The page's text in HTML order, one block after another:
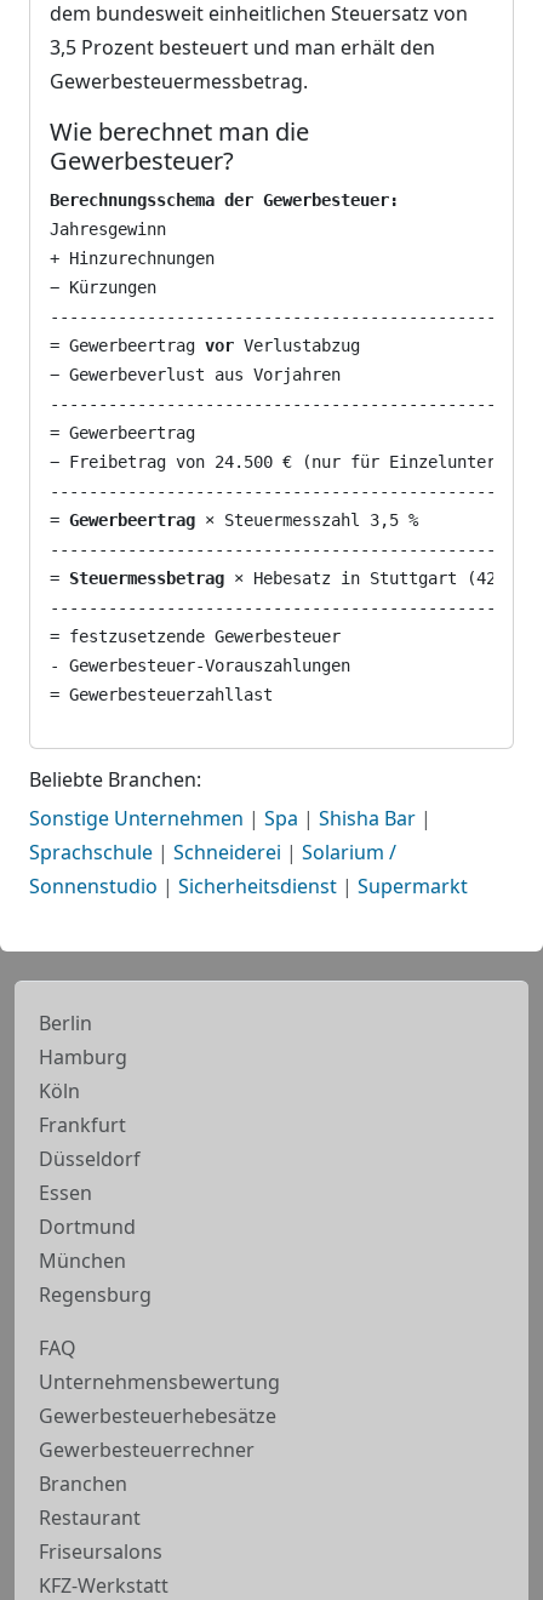
dem bundesweit einheitlichen Steuersatz von
3,5 Prozent besteuert und man erhält den
Gewerbesteuermessbetrag.
Wie berechnet man die
Gewerbesteuer?
Berechnungsschema der Gewerbesteuer:
Jahresgewinn
+ Hinzurechnungen
− Kürzungen
= Gewerbeertrag vor Verlustabzug
− Gewerbeverlust aus Vorjahren
= Gewerbeertrag
− Freibetrag von 24.500 € (nur für
= Gewerbeertrag × Steuermesszahl 3,5 %
= Steuermessbetrag × Hebesatz in Stuttgart (420)
= festzusetzende Gewerbesteuer
- Gewerbesteuer-Vorauszahlungen
Beliebte Branchen:
Sonstige Unternehmen | Spa | Shisha Bar |
Sprachschule | Schneiderei | Solarium /
Sonnenstudio | Sicherheitsdienst | Supermarkt
Berlin
Hamburg
Köln
Frankfurt
Düsseldorf
Essen
Dortmund
München
Regensburg
FAQ
Unternehmensbewertung
Gewerbesteuerhebesätze
Gewerbesteuerrechner
Branchen
Restaurant
Friseursalons
KFZ-Werkstatt